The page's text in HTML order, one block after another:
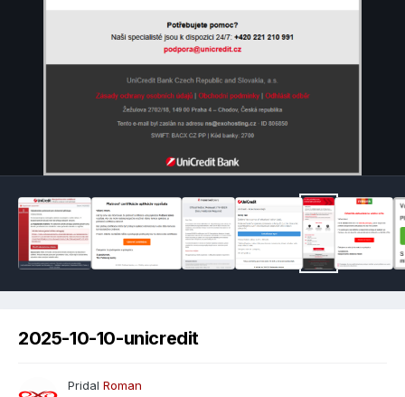
2025-10-10-unicredit
Pridal Roman